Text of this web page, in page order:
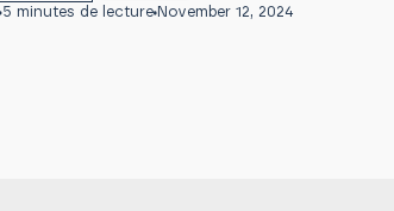
5 minutes de lecture November 12, 2024